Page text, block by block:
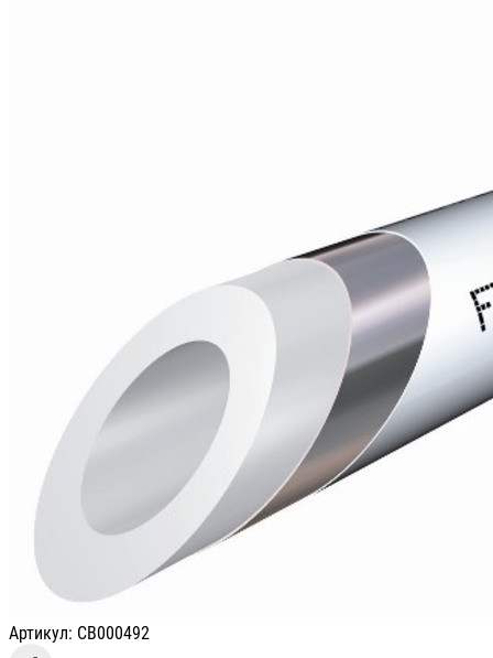
Артикул: СВ000492